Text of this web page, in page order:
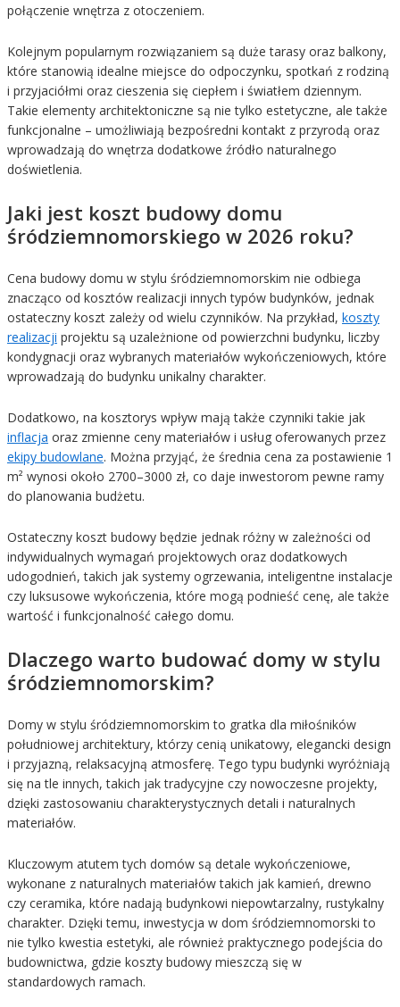
połączenie wnętrza z otoczeniem.
Kolejnym popularnym rozwiązaniem są duże tarasy oraz balkony,
które stanowią idealne miejsce do odpoczynku, spotkań z rodziną
i przyjaciółmi oraz cieszenia się ciepłem i światłem dziennym.
Takie elementy architektoniczne są nie tylko estetyczne, ale także
funkcjonalne – umożliwiają bezpośredni kontakt z przyrodą oraz
wprowadzają do wnętrza dodatkowe źródło naturalnego
doświetlenia.
Jaki jest koszt budowy domu
śródziemnomorskiego w 2026 roku?
Cena budowy domu w stylu śródziemnomorskim nie odbiega
znacząco od kosztów realizacji innych typów budynków, jednak
ostateczny koszt zależy od wielu czynników. Na przykład, koszty
realizacji projektu są uzależnione od powierzchni budynku, liczby
kondygnacji oraz wybranych materiałów wykończeniowych, które
wprowadzają do budynku unikalny charakter.
Dodatkowo, na kosztorys wpływ mają także czynniki takie jak
inflacja oraz zmienne ceny materiałów i usług oferowanych przez
ekipy budowlane. Można przyjąć, że średnia cena za postawienie 1
m² wynosi około 2700–3000 zł, co daje inwestorom pewne ramy
do planowania budżetu.
Ostateczny koszt budowy będzie jednak różny w zależności od
indywidualnych wymagań projektowych oraz dodatkowych
udogodnień, takich jak systemy ogrzewania, inteligentne instalacje
czy luksusowe wykończenia, które mogą podnieść cenę, ale także
wartość i funkcjonalność całego domu.
Dlaczego warto budować domy w stylu
śródziemnomorskim?
Domy w stylu śródziemnomorskim to gratka dla miłośników
południowej architektury, którzy cenią unikatowy, elegancki design
i przyjazną, relaksacyjną atmosferę. Tego typu budynki wyróżniają
się na tle innych, takich jak tradycyjne czy nowoczesne projekty,
dzięki zastosowaniu charakterystycznych detali i naturalnych
materiałów.
Kluczowym atutem tych domów są detale wykończeniowe,
wykonane z naturalnych materiałów takich jak kamień, drewno
czy ceramika, które nadają budynkowi niepowtarzalny, rustykalny
charakter. Dzięki temu, inwestycja w dom śródziemnomorski to
nie tylko kwestia estetyki, ale również praktycznego podejścia do
budownictwa, gdzie koszty budowy mieszczą się w
standardowych ramach.